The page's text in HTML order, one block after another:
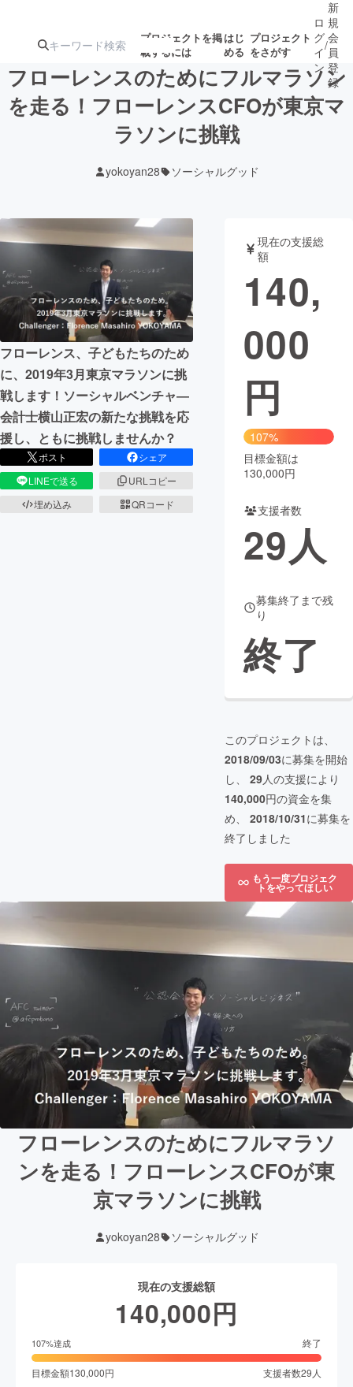
プロジェクトを掲
載するには
はじ
める
プロジェクト
をさがす
注目の新着プロ募集終了が近いプ
テクノロジー・ガジェット
映像・映画 書籍・雑誌
ビジネス・起業 チャレンジ
まちづくり・地域活性化
CAMPFIRE for Social Good
CAMPFIRE Creation
CAMPFIREふるさと納税
machi-ya コミュニティ
ロ
グ
イ
ン
/
新
規
会
員
登
録
フローレンスのためにフルマラソン
を走る！フローレンスCFOが東京マ
ラソンに挑戦
yokoyan28 ソーシャルグッド
フローレンス、子どもたちのため
に、2019年3月東京マラソンに挑
戦します！ソーシャルベンチャ―
会計士横山正宏の新たな挑戦を応
援し、ともに挑戦しませんか？
ポスト
シェア
LINEで送る
URLコピー
埋め込み
QRコード
現在の支援総
額
140,
000
円
107%
目標金額は
130,000円
支援者数
29人
募集終了まで残
り
終了
このプロジェクトは、
2018/09/03に募集を開始
し、 29人の支援により
140,000円の資金を集
め、 2018/10/31に募集を
終了しました
もう一度プロジェク
トをやってほしい
フローレンスのためにフルマラソ
ンを走る！フローレンスCFOが東
京マラソンに挑戦
yokoyan28 ソーシャルグッド
現在の支援総額
140,000円
107%達成 終了
目標金額130,000円 支援者数29 人